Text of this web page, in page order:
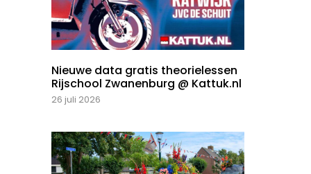
Nieuwe data gratis theorielessen
Rijschool Zwanenburg @ Kattuk.nl
26 juli 2026